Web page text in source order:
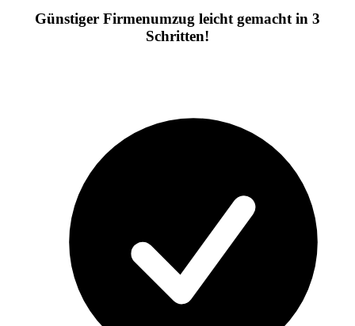
Günstiger Firmenumzug leicht gemacht in 3
Schritten!